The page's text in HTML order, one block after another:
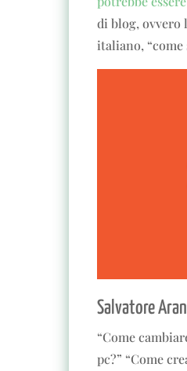
di blog, ovvero
italiano, “come
Salvatore
“Come
pc?” “Come